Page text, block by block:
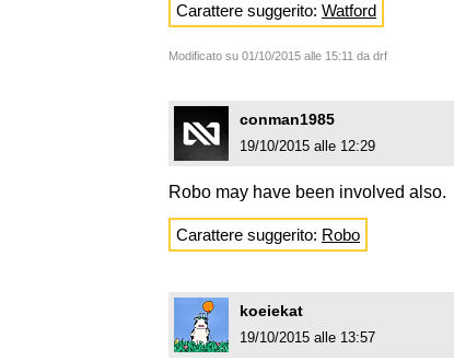
Carattere suggerito: Watford
Modificato su 01/10/2015 alle 15:11 da drf
conman1985
19/10/2015 alle 12:29
Robo may have been involved also.
Carattere suggerito: Robo
koeiekat
19/10/2015 alle 13:57